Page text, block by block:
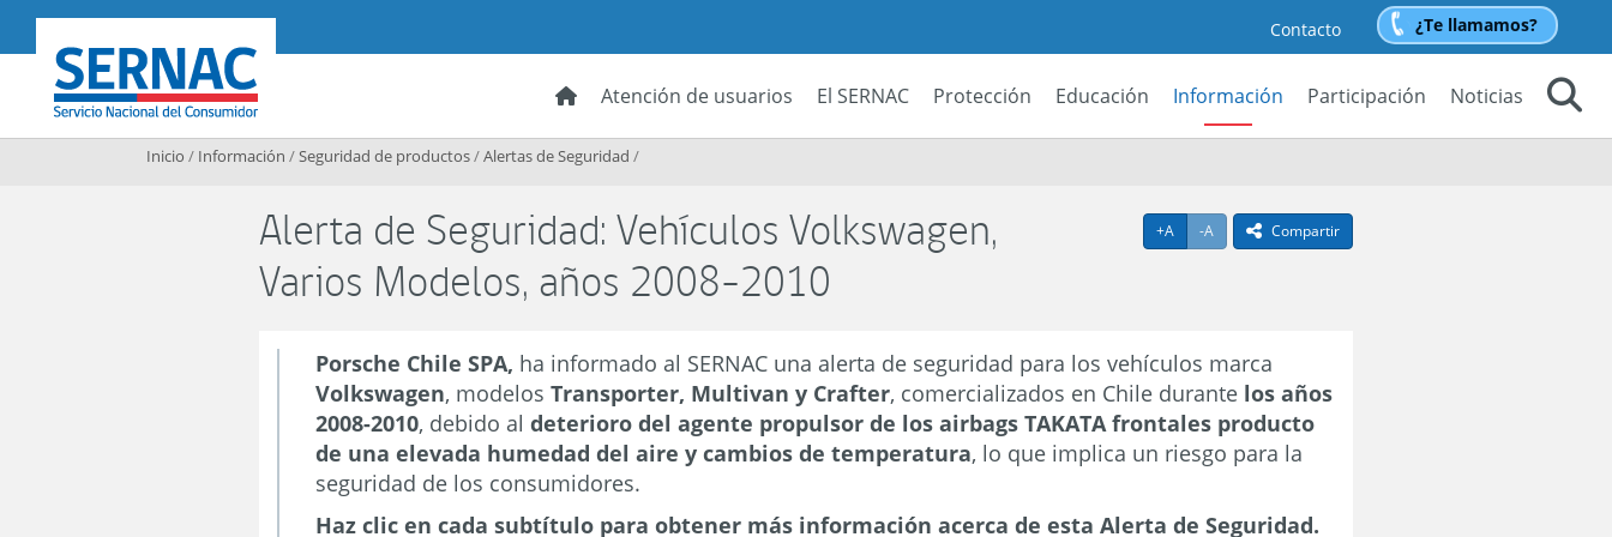
SERNAC
Contacto ¿Te llamamos?
Atención de usuarios El SERNAC Protección Educación Información Participación
Noticias
Inicio / Información /Seguridad de productos/Alertas de Seguridad /
+A Agrandar texto
-A Achicar textoicono compartir
Compartir
Alerta de Seguridad: Vehículos Volkswagen,
Varios Modelos, años 2008-2010
Porsche Chile SPA, ha informado al SERNAC una alerta de seguridad para los vehículos marca
Volkswagen, modelosTransporter, Multivan y Crafter, comercializados en Chile durante los años
2008-2010, debido aldeterioro del agente propulsor de los airbags TAKATA frontales producto
de una elevada humedad del aire y cambios de temperatura, lo que implica un riesgo para la
seguridad de los consumidores.
Haz clic en cada subtítulo para obtener más información acerca de esta Alerta de Seguridad.